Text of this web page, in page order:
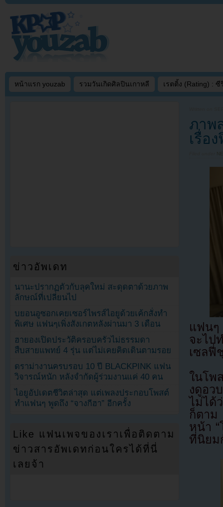
หน้าแรก youzab รวมวันเกิดศิลปินเกาหลี เรตติ้ง (Rating) : ซี
ภาพ
เรื่อ
แฟนๆ
จะไป
เซลฟี่
ในโพ
งดูอว
ไม่ได้
ก็ตาม
หน้า
ที่นิยม
ข่าวอัพเดท
นานะปรากฏตัวกับลุคใหม่ สะดุดตาด้วยภาพ
ลักษณ์ที่เปลี่ยนไป
บยอนอูซอกเคยเซอร์ไพรส์ไอยูด้วยเค้กสั่งทำ
พิเศษ แฟนๆเพิ่งสังเกตหลังผ่านมา 3 เดือน
ฮายองเปิดประวัติครอบครัวไม่ธรรมดา
สืบสายแพทย์ 4 รุ่น แต่ไม่เคยคิดเดินตามรอย
ดราม่างานครบรอบ 10 ปี BLACKPINK แฟน
วิจารณ์หนัก หลังจำกัดผู้ร่วมงานแค่ 40 คน
ไอยูอัปเดตชีวิตล่าสุด แต่เพลงประกอบโพสต์
ทำแฟนๆ พูดถึง “จางกีฮา” อีกครั้ง
Like แฟนเพจของเราเพื่อติดตาม
ข่าวสารอัพเดทก่อนใครได้ที่นี่
เลยจ้า